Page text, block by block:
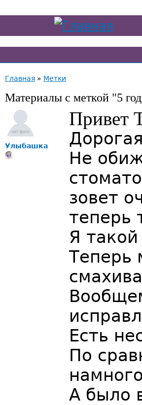
Главная » Метки
Материалы с меткой "5
Улыбашка
Привет
Не
зовет
теперь
Я
Теперь
Есть
По
А было